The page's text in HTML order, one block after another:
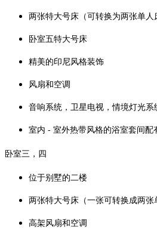
两张特大号床（可转换为两张单人
卧室五特大号床
精美的印尼风格装饰
风扇和空调
音响系统，卫星电视，情境灯光系
室内 - 室外热带风格的浴室套间配
卧室三，四
位于别墅的二楼
两张特大号床（一张可转换成两
高架风扇和空调